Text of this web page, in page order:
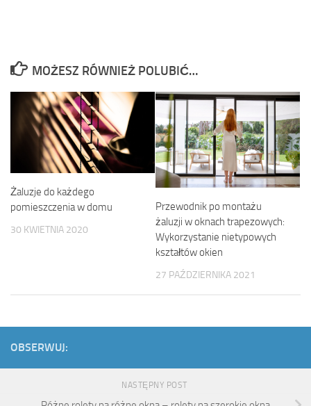
MOŻESZ RÓWNIEŻ POLUBIĆ…
Żaluzje do każdego
pomieszczenia w domu
30 KWIETNIA 2020
Przewodnik po montażu
żaluzji w oknach trapezowych:
Wykorzystanie nietypowych
kształtów okien
27 PAŹDZIERNIKA 2021
OBSERWUJ:
NASTĘPNY POST